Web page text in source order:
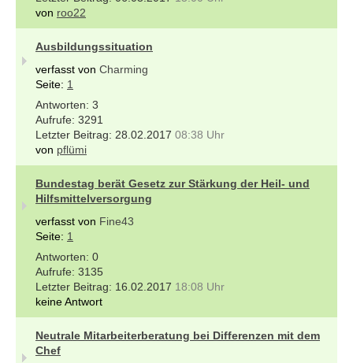
von roo22
Ausbildungssituation
verfasst von Charming
Seite: 1
3
3291
28.02.2017 08:38 Uhr
von pflümi
Bundestag berät Gesetz zur Stärkung der Heil- und
Hilfsmittelversorgung
verfasst von Fine43
Seite: 1
0
3135
16.02.2017 18:08 Uhr
keine Antwort
Neutrale Mitarbeiterberatung bei Differenzen mit dem
Chef